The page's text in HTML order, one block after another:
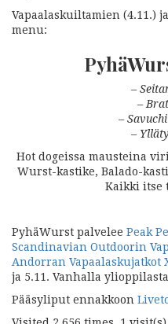
Vapaalaskuiltamien (4.11.)
menu:
–
–
–
–
Hot dogeissa mausteina
Wurst-kastike, Balado-
Kaikki itse
PyhäWurst palvelee Peak
Scandinavian Outdoorin
Andorran Vapaalaskujatkot
ja 5.11. Vanhalla
Pääsyliput ennakkoon